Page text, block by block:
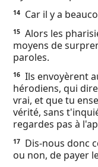
14 Car il y a
15 Alors les
moyens de
paroles.
16 Ils envoyèrent
hérodiens, qui
vrai, et que tu
vérité, sans
regardes pas à
17
Dis-nous donc
ou non, de payer